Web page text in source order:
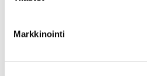
Markkinointi